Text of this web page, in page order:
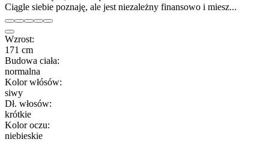
Ciągle siebie poznaję, ale jest niezależny finansowo i miesz...
Wzrost:
171 cm
Budowa ciała:
normalna
Kolor włósów:
siwy
Dł. włosów:
krótkie
Kolor oczu:
niebieskie